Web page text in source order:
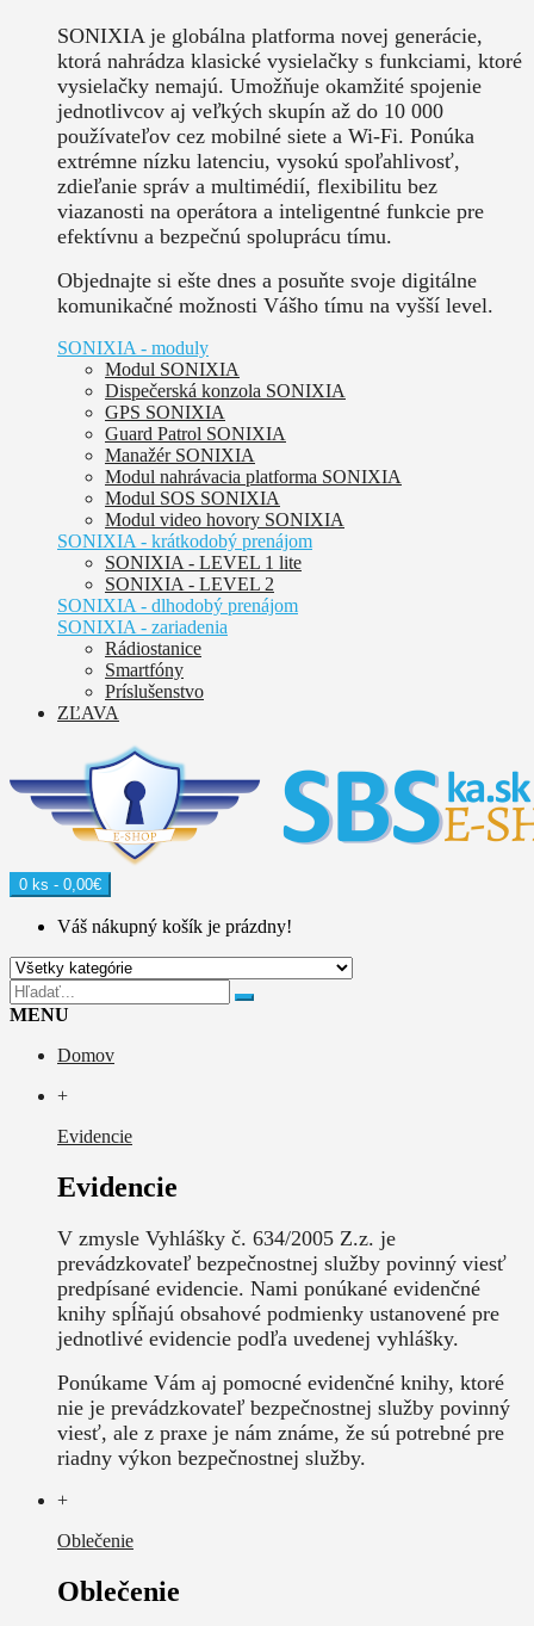
SONIXIA je globálna platforma novej generácie,
ktorá nahrádza klasické vysielačky s funkciami, ktoré
vysielačky nemajú. Umožňuje okamžité spojenie
jednotlivcov aj veľkých skupín až do 10 000
používateľov cez mobilné siete a Wi-Fi. Ponúka
extrémne nízku latenciu, vysokú spoľahlivosť,
zdieľanie správ a multimédií, flexibilitu bez
viazanosti na operátora a inteligentné funkcie pre
efektívnu a bezpečnú spoluprácu tímu.
Objednajte si ešte dnes a posuňte svoje digitálne
komunikačné možnosti Vášho tímu na vyšší level.
SONIXIA - moduly
Modul SONIXIA
Dispečerská konzola SONIXIA
GPS SONIXIA
Guard Patrol SONIXIA
Manažér SONIXIA
Modul nahrávacia platforma SONIXIA
Modul SOS SONIXIA
Modul video hovory SONIXIA
SONIXIA - krátkodobý prenájom
SONIXIA - LEVEL 1 lite
SONIXIA - LEVEL 2
SONIXIA - dlhodobý prenájom
SONIXIA - zariadenia
Rádiostanice
Smartfóny
Príslušenstvo
ZĽAVA
0 ks - 0,00€
Váš nákupný košík je prázdny!
MENU
Domov
+
Evidencie
Evidencie
V zmysle Vyhlášky č. 634/2005 Z.z. je
prevádzkovateľ bezpečnostnej služby povinný viesť
predpísané evidencie. Nami ponúkané evidenčné
knihy spĺňajú obsahové podmienky ustanovené pre
jednotlivé evidencie podľa uvedenej vyhlášky.
Ponúkame Vám aj pomocné evidenčné knihy, ktoré
nie je prevádzkovateľ bezpečnostnej služby povinný
viesť, ale z praxe je nám známe, že sú potrebné pre
riadny výkon bezpečnostnej služby.
+
Oblečenie
Oblečenie